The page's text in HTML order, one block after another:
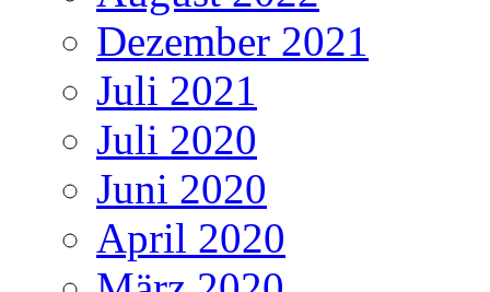
Dezember 2021
Juli 2021
Juli 2020
Juni 2020
April 2020